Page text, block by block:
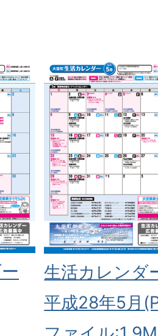
生活カレンダ
平成28年5月